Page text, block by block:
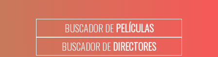
BUSCADOR DEPELÍCULAS
BUSCADOR DEDIRECTORES